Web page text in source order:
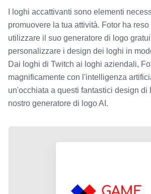
I loghi accattivanti sono elementi
promuovere la tua attività. Fotor ha
utilizzare il suo generatore di logo
personalizzare i design dei loghi in
Dai loghi di Twitch ai loghi aziendali,
magnificamente con l'intelligenza
un'occhiata a questi fantastici design di
nostro generatore di logo AI.